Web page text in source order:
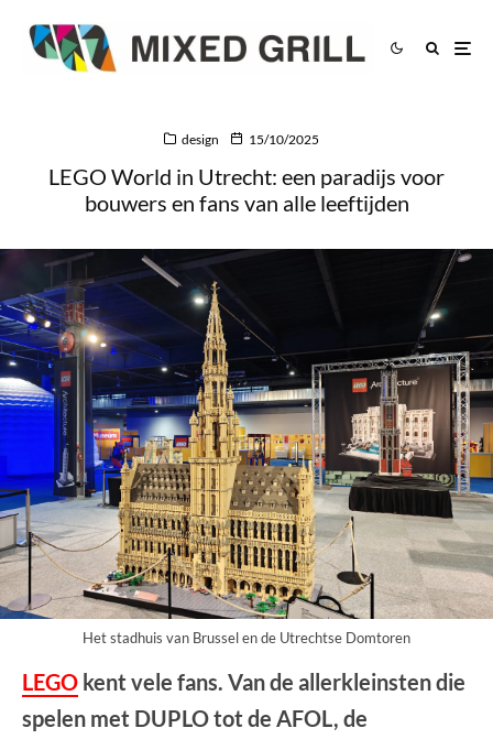
design 15/10/2025
LEGO World in Utrecht: een paradijs voor
bouwers en fans van alle leeftijden
Het stadhuis van Brussel en de Utrechtse Domtoren
LEGO kent vele fans. Van de allerkleinsten die
spelen met DUPLO tot de AFOL, de